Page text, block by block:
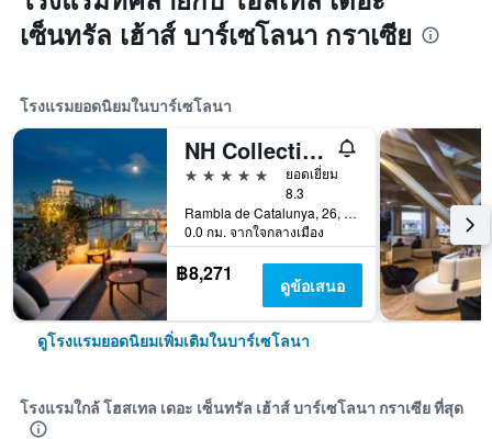
เซ็นทรัล เฮ้าส์ บาร์เซโลนา กราเซีย
โรงแรมยอดนิยมในบาร์เซโลนา
NH Collection Barcelona Gran Hotel Calderón
5 ดาว
ยอดเยี่ยม
8.3
Rambla de Catalunya, 26, บาร์เซโลนา, สเปน
0.0 กม. จากใจกลางเมือง
฿8,271 ดูข้อเสนอ
ดูโรงแรมยอดนิยมเพิ่มเติมในบาร์เซโลนา
โรงแรมใกล้ โฮสเทล เดอะ เซ็นทรัล เฮ้าส์ บาร์เซโลนา กราเซีย ที่สุด